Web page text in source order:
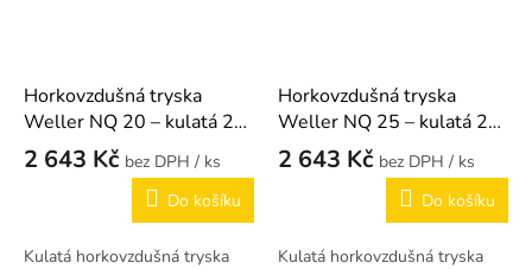
Horkovzdušná tryska
Weller NQ 20 – kulatá 20
mm
2 643 Kč
/ ks
Do košíku
Kulatá horkovzdušná tryska
Horkovzdušná tryska
Weller NQ 25 – kulatá 25
mm
2 643 Kč
/ ks
Do košíku
Kulatá horkovzdušná tryska